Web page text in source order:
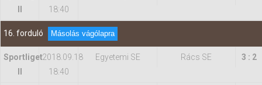
18:40
16. forduló Másolás vágólapra
Sportliget2018.09.18
18:40
Egyetemi SE Rács SE 3 : 2